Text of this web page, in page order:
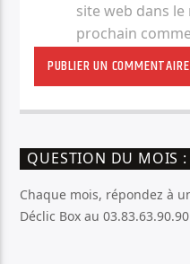
site web dans
prochain
QUESTION DU MOIS :
Chaque mois, répondez à
Déclic Box au